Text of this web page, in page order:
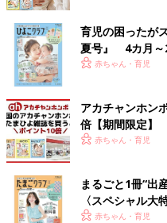
粉ミルクはどうやって
育児の困ったが
夏号』 4カ月～
いっぱい！
赤ちゃん・育児
アカチャンホン
倍【期間限定】
赤ちゃん・育児
まるごと1冊“出
〈スペシャル
赤ちゃん・育児